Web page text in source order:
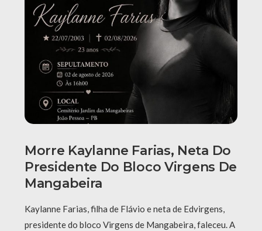
Morre Kaylanne Farias, Neta Do
Presidente Do Bloco Virgens De
Mangabeira
Kaylanne Farias, filha de Flávio e neta de Edvirgens,
presidente do bloco Virgens de Mangabeira, faleceu. A